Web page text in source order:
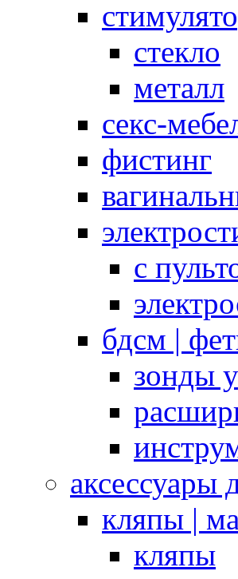
стекло
металл
секс-
фистинг
с
бдсм |
зонды
аксессуары
кляпы |
кляпы